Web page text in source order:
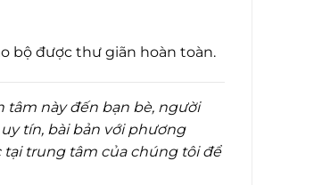
bộ được thư giãn hoàn toàn.
tâm này đến bạn bè, người
tín, bài bản với phương
tại trung tâm của chúng tôi để